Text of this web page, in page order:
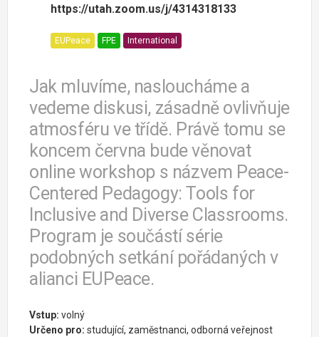
https://utah.zoom.us/j/4314318133
EUPeace FPE International
Jak mluvíme, nasloucháme a
vedeme diskusi, zásadně ovlivňuje
atmosféru ve třídě. Právě tomu se
koncem června bude věnovat
online workshop s názvem Peace-
Centered Pedagogy: Tools for
Inclusive and Diverse Classrooms.
Program je součástí série
podobných setkání pořádaných v
alianci EUPeace.
Vstup: volný
Určeno pro: studující, zaměstnanci, odborná veřejnost